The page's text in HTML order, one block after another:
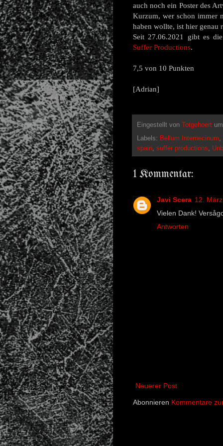
auch noch ein Poster des
Kurzum, wer schon immer
haben wollte, ist hier genau
Seit 27.06.2021 gibt es
Suffer Productions.
7,5 von 10 Punkten
[Adrian]
Eingestellt von Totgehoert
Labels: Bellum Internecinum
spain suffer productions
1 Kommentar:
Javi Scera 12.
Vielen Dank!
Antworten
Neuerer Post
Abonnieren Kommentare